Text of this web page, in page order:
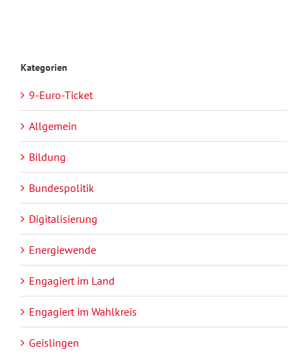
Kategorien
9-Euro-Ticket
Allgemein
Bildung
Bundespolitik
Digitalisierung
Energiewende
Engagiert im Land
Engagiert im Wahlkreis
Geislingen